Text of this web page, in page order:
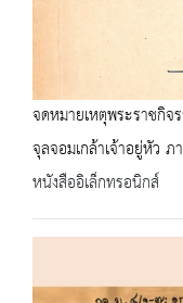
จดหมายเหตุพระราชกิ
จุลจอมเกล้าเจ้าอยู่หัว ภ
หนังสืออิเล็กทรอนิกส์